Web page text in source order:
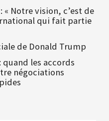
Notre vision, c’est de
qui fait partie
de Donald Trump
quand les accords
négociations